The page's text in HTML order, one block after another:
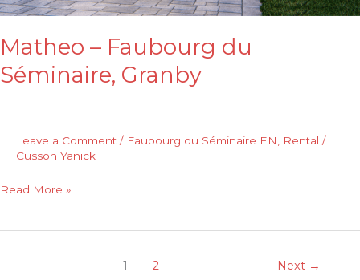
Matheo – Faubourg du
Séminaire, Granby
Leave a Comment / Faubourg du Séminaire EN Rental /
Cusson Yanick
Read More »
1 2 Next →